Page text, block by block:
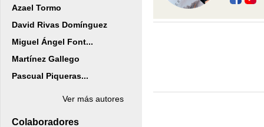
Azael Tormo
David Rivas Domínguez
Miguel Ángel Font...
Martínez Gallego
Pascual Piqueras...
Ver más autores
Colaboradores